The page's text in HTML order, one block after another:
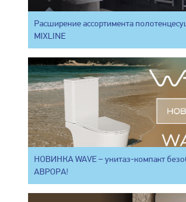
Расширение ассортимента
MIXLINE
НОВИНКА WAVE – унитаз-компакт
АВРОРА!